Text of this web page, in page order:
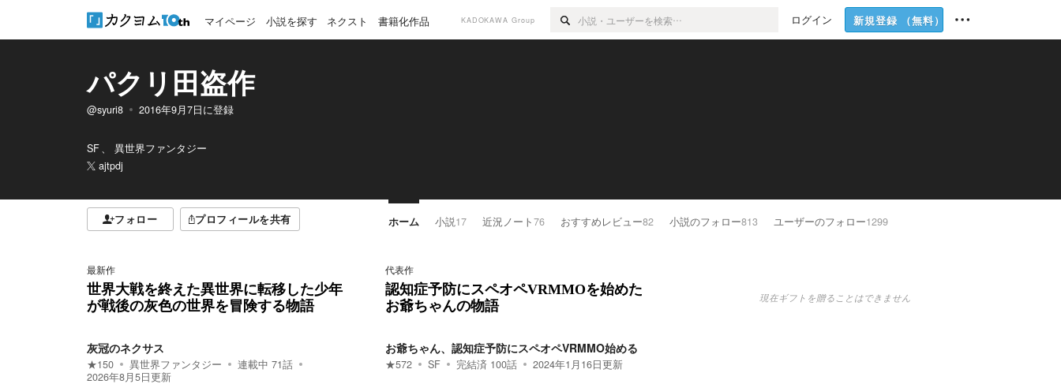
マイページ 小説を探す ネクスト 書籍化作品 KADOKAWA Group ログイン 新規登録 （無料）
パクリ田盗作
@syuri8 2016年9月7日に登録
SF
異世界ファンタジー
ajtpdj
フォロー プロフィールを共有 ホーム 小説17 近況ノート76 おすすめレビュー82 小説のフォロー813 ユーザーのフォロー1299
最新作
世界大戦を終えた異世界に転移した少年
が戦後の灰色の世界を冒険する物語
灰冠のネクサス
★150 異世界ファンタジー 連載中 71話
2026年8月5日更新
代表作
認知症予防にスペオペVRMMOを始めた
お爺ちゃんの物語
お爺ちゃん、認知症予防にスペオペVRMMO始める
★572 SF 完結済 100話 2024年1月16日更新
現在ギフトを贈ることはできません